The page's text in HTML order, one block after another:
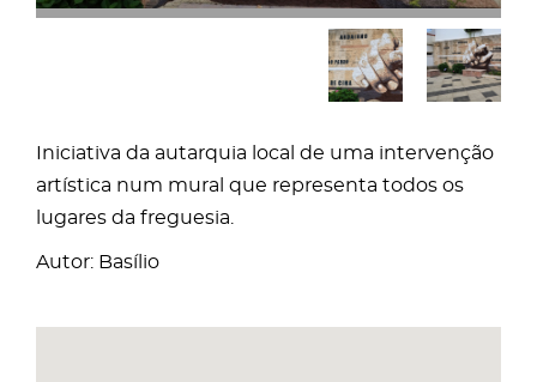
Iniciativa da autarquia local de uma intervenção
artística num mural que representa todos os
lugares da freguesia.
Autor: Basílio